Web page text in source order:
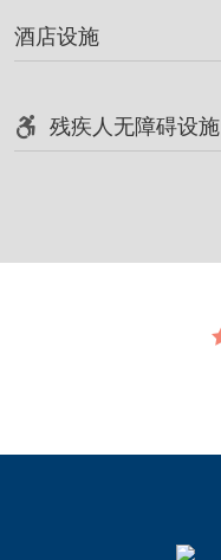
酒店设施
残疾人无障碍设施